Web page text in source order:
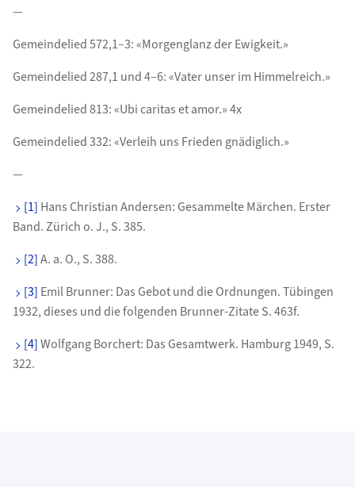
—
Gemeindelied 572,1–3: «Morgenglanz der Ewigkeit.»
Gemeindelied 287,1 und 4–6: «Vater unser im Himmelreich.»
Gemeindelied 813: «Ubi caritas et amor.» 4x
Gemeindelied 332: «Verleih uns Frieden gnädiglich.»
—
[1] Hans Christian Andersen: Gesammelte Märchen. Erster
Band. Zürich o. J., S. 385.
[2]A. a. O., S. 388.
[3] Emil Brunner: Das Gebot und die Ordnungen. Tübingen
1932, dieses und die folgenden Brunner-Zitate S. 463f.
[4]Wolfgang Borchert: Das Gesamtwerk. Hamburg 1949, S.
322.